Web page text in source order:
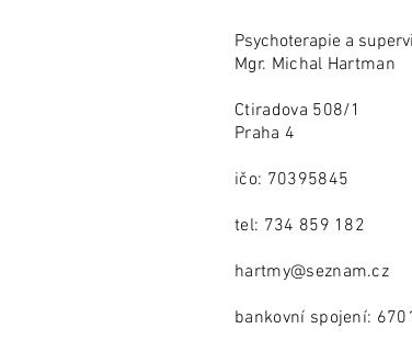
Psychoterapie a
Mgr. Michal Hartman
Ctiradova 508/1
Praha 4
ičo: 70395845
tel: 734 859 182
hartmy@seznam.cz
bankovní spojení: